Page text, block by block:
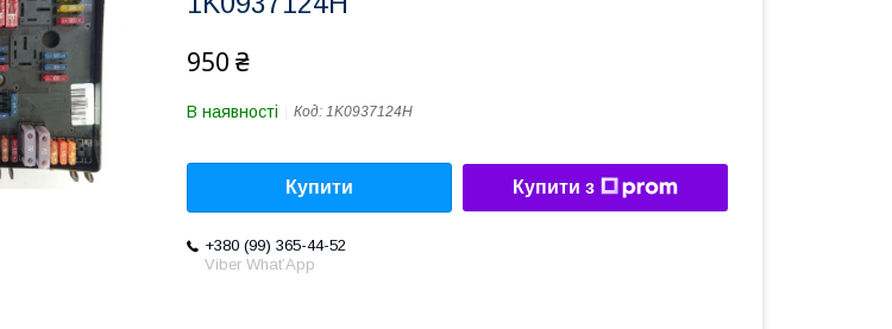
950 ₴
В наявності Код: 1K0937124H
Купити Купити з
+380 (99) 365-44-52
Viber What’App